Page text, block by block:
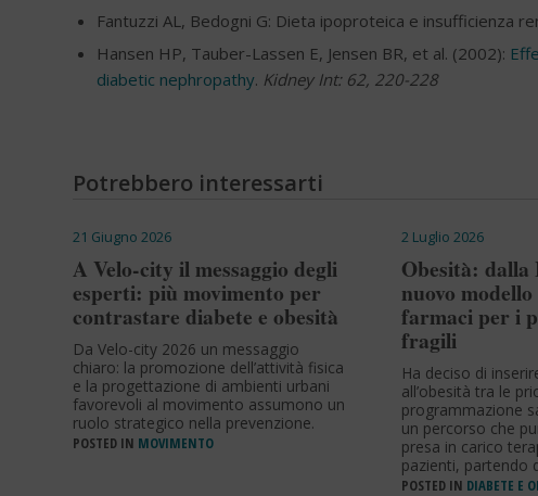
Fantuzzi AL, Bedogni G: Dieta ipoproteica e insufficienza
Hansen HP, Tauber-Lassen E, Jensen BR, et al. (2002):
diabetic nephropathy. Kidney Int: 62, 220-228
Potrebbero interessarti
21 Giugno 2026
A Velo-city il messaggio degli
esperti: più movimento per
contrastare diabete e obesità
Da Velo-city 2026 un messaggio
chiaro: la promozione dell’attività fisica
e la progettazione di ambienti urbani
favorevoli al movimento assumono un
ruolo strategico nella prevenzione.
POSTED IN MOVIMENTO
2 Luglio 2026
Obesità:
nuovo
farmaci per i
fragili
Ha deciso di
all’obesità tra le
programmazione
un percorso che
presa in carico
pazienti, partendo
POSTED IN DIABETE E